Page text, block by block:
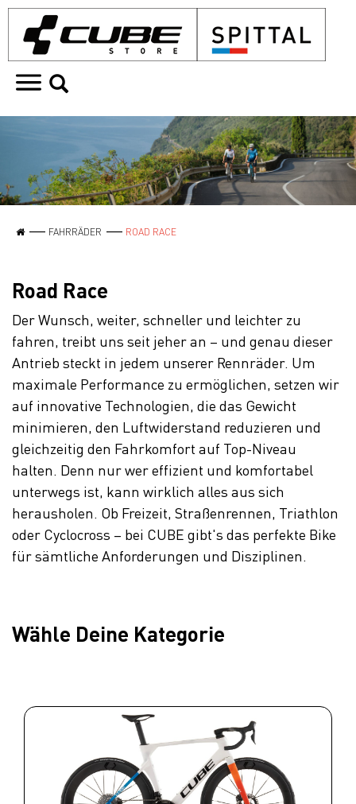
FAHRRÄDER ROAD RACE
Road Race
Der Wunsch, weiter, schneller und leichter zu
fahren, treibt uns seit jeher an – und genau dieser
Antrieb steckt in jedem unserer Rennräder. Um
maximale Performance zu ermöglichen, setzen wir
auf innovative Technologien, die das Gewicht
minimieren, den Luftwiderstand reduzieren und
gleichzeitig den Fahrkomfort auf Top-Niveau
halten. Denn nur wer effizient und komfortabel
unterwegs ist, kann wirklich alles aus sich
herausholen. Ob Freizeit, Straßenrennen, Triathlon
oder Cyclocross – bei CUBE gibt's das perfekte Bike
für sämtliche Anforderungen und Disziplinen.
Wähle Deine Kategorie